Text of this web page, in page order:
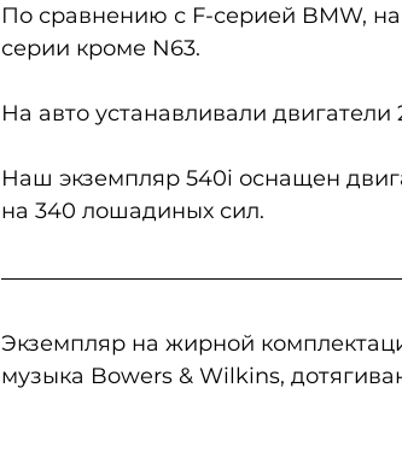
По сравнению с F-серией BMW,
серии кроме N63.
На авто устанавливали
Наш экземпляр 540i оснащен
на 340 лошадиных сил.
Экземпляр на жирной
музыка Bowers & Wilkins,